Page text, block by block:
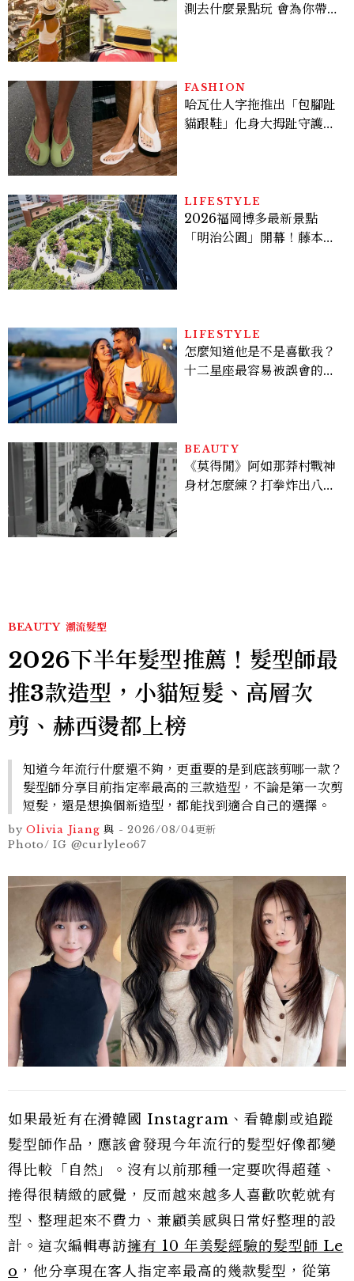
測去什麼景點玩 會為你帶來
FASHION
哈瓦仕人字拖推出「包腳趾
貓跟鞋」化身大拇趾守護
LIFESTYLE
2026福岡博多最新景點
「明治公園」開幕！藤本壯
LIFESTYLE
怎麼知道他是不是喜歡我？
十二星座最容易被誤會的感
BEAUTY
《莫得閒》阿如那莽村戰神
身材怎麼練？打拳炸出八塊
BEAUTY 潮流髮型
2026下半年髮型推薦！髮型師最
推3款造型，小貓短髮、高層次
剪、赫西燙都上榜
知道今年流行什麼還不夠，更重要的是到底該剪哪一款？
髮型師分享目前指定率最高的三款造型，不論是第一次剪
短髮，還是想換個新造型，都能找到適合自己的選擇。
by Olivia Jiang 與 - 2026/08/04更新
Photo/ IG @curlyleo67
如果最近有在滑韓國 Instagram、看韓劇或追蹤
髮型師作品，應該會發現今年流行的髮型好像都變
得比較「自然」。沒有以前那種一定要吹得超蓬、
捲得很精緻的感覺，反而越來越多人喜歡吹乾就有
型、整理起來不費力、兼顧美感與日常好整理的設
計。這次編輯專訪擁有 10 年美髮經驗的髮型師 Le
o ，他分享現在客人指定率最高的幾款髮型，從第